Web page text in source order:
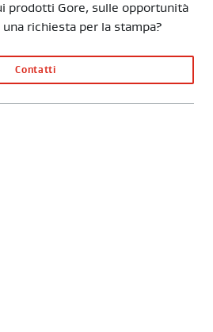
prodotti Gore, sulle opportunità
richiesta per la stampa?
Contatti